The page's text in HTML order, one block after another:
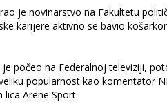
je novinarstvo na Fakultetu
karijere aktivno se bavio
je počeo na Federalnoj televiziji,
popularnost kao komentator
lica Arene Sport.